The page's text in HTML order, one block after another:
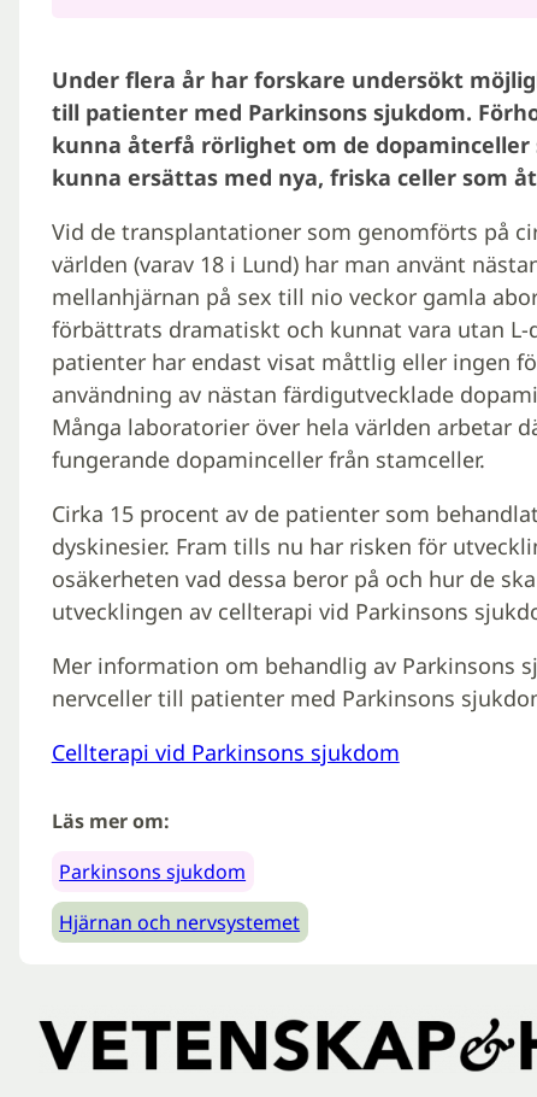
Under flera år har forskare undersökt
till patienter med Parkinsons sjukdom.
kunna återfå rörlighet om de
kunna ersättas med nya, friska celler som
Vid de transplantationer som genomförts på
världen (varav 18 i Lund) har man använt
mellanhjärnan på sex till nio veckor gamla
förbättrats dramatiskt och kunnat vara utan L-
patienter har endast visat måttlig eller ingen
användning av nästan färdigutvecklade
Många laboratorier över hela världen arbetar
fungerande dopaminceller från stamceller.
Cirka 15 procent av de patienter som
dyskinesier. Fram tills nu har risken för
osäkerheten vad dessa beror på och hur de
utvecklingen av cellterapi vid Parkinsons
Mer information om behandlig av Parkinsons
nervceller till patienter med Parkinsons
Cellterapi vid Parkinsons sjukdom
Läs mer om:
Parkinsons sjukdom
Hjärnan och nervsystemet